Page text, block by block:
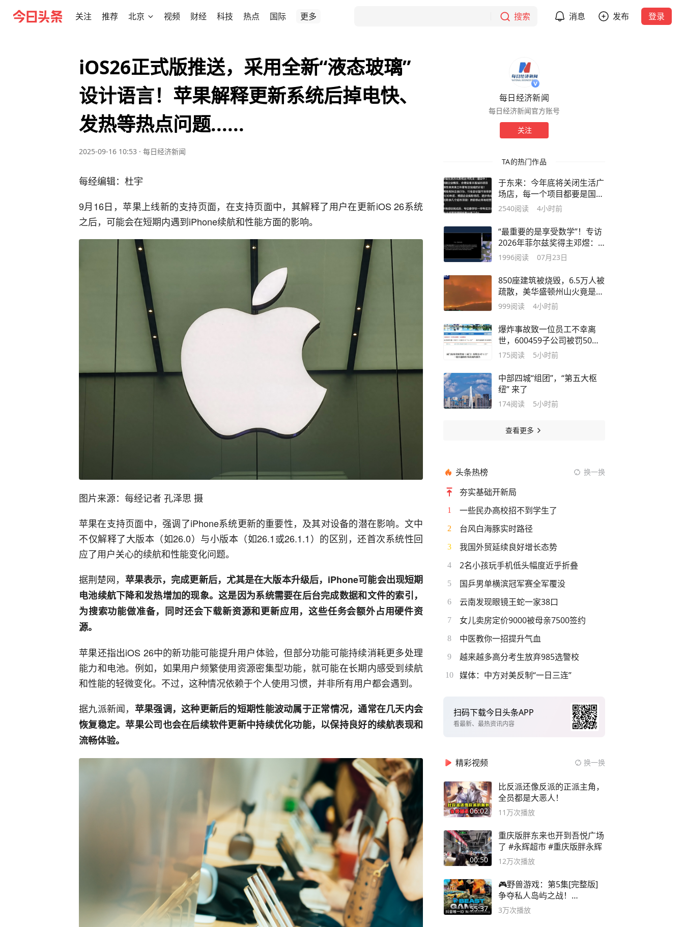
关注 推荐 北京 视频 财经 科技 热点 国际 更多 搜索 消息 发布 登录
iOS26正式版推送，采用全新“液态玻璃”
设计语言！苹果解释更新系统后掉电快、
发热等热点问题......
2025-09-16 10:53 · 每日经济新闻
每经编辑：杜宇
9月16日，苹果上线新的支持页面，在支持页面中，其解释了用户在更新iOS 26系统
之后，可能会在短期内遇到iPhone续航和性能方面的影响。
图片来源：每经记者 孔泽思 摄
苹果在支持页面中，强调了iPhone系统更新的重要性，及其对设备的潜在影响。文中
不仅解释了大版本（如26.0）与小版本（如26.1或26.1.1）的区别，还首次系统性回
应了用户关心的续航和性能变化问题。
据荆楚网， 苹果表示，完成更新后，尤其是在大版本升级后，iPhone可能会出现短期
电池续航下降和发热增加的现象。这是因为系统需要在后台完成数据和文件的索引，
为搜索功能做准备，同时还会下载新资源和更新应用，这些任务会额外占用硬件资
源。
苹果还指出iOS 26中的新功能可能提升用户体验，但部分功能可能持续消耗更多处理
能力和电池。例如，如果用户频繁使用资源密集型功能，就可能在长期内感受到续航
和性能的轻微变化。不过，这种情况依赖于个人使用习惯，并非所有用户都会遇到。
据九派新闻， 苹果强调，这种更新后的短期性能波动属于正常情况，通常在几天内会
恢复稳定。苹果公司也会在后续软件更新中持续优化功能，以保持良好的续航表现和
流畅体验。
每日经济新闻
每日经济新闻官方账号
关注
TA的热门作品
于东来：今年底将关闭生活广
场店，每一个项目都要是国际
一流品质，达不到的都关了！
知，正常营业
2540阅读 4小时前
“最重要的是享受数学”！专访
2026年菲尔兹奖得主邓煜：
中国数学家“出圈”，是厚积薄
1996阅读 07月23日
850座建筑被烧毁，6.5万人被
疏散，美华盛顿州山火竟是人
为纵火！37岁嫌犯供认：花2
死父亲入狱，有精神病史
999阅读 4小时前
爆炸事故致一位员工不幸离
世，600459子公司被罚50万
元，5名相关责任人被作出行
调查报告
175阅读 5小时前
中部四城“组团”，“第五大枢
纽” 来了
174阅读 5小时前
查看更多
头条热榜 换一换
夯实基础开新局
1 一些民办高校招不到学生了
2 台风白海豚实时路径
3 我国外贸延续良好增长态势
4 2名小孩玩手机低头幅度近乎折叠
5 国乒男单横滨冠军赛全军覆没
6 云南发现眼镜王蛇一家38口
7 女儿卖房定价9000被母亲7500签约
8 中医教你一招提升气血
9 越来越多高分考生放弃985选警校
10 媒体：中方对美反制“一日三连”
扫码下载今日头条APP
看最新、最热资讯内容
精彩视频 换一换
06:02
比反派还像反派的正派主角，
全员都是大恶人！
11万次播放
00:50
重庆版胖东来也开到吾悦广场
了 #永辉超市 #重庆版胖永辉
12万次播放
55:37
🎮野兽游戏：第5集[完整版]
争夺私人岛屿之战！
#MrBeastChina
3万次播放